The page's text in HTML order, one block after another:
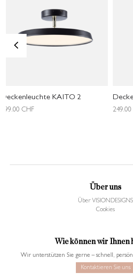
Deckenleuchte KAITO 2
199.00 CHF 249.00
<
Über uns
Über VISIONDESIGNS
Cookies
Wie können wir Ihnen
Wir unterstützen Sie gerne – schnell,
Kontaktieren Sie uns